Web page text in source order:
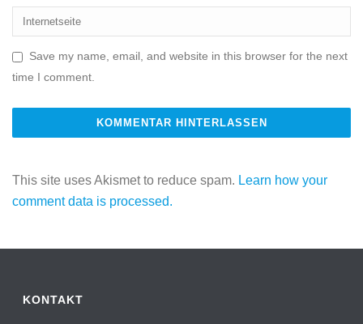
Save my name, email, and website in this browser for the next
time I comment.
This site uses Akismet to reduce spam. Learn how your
comment data is processed.
KONTAKT